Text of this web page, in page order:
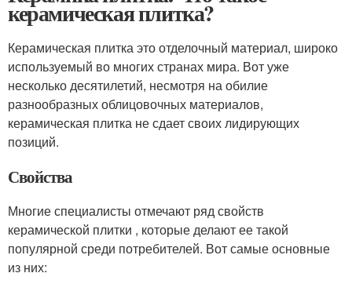
керамическая плитка?
Керамическая плитка это отделочный материал, широко
используемый во многих странах мира. Вот уже
несколько десятилетий, несмотря на обилие
разнообразных облицовочных материалов,
керамическая плитка не сдает своих лидирующих
позиций.
Свойства
Многие специалисты отмечают ряд свойств
керамической плитки , которые делают ее такой
популярной среди потребителей. Вот самые основные
из них: